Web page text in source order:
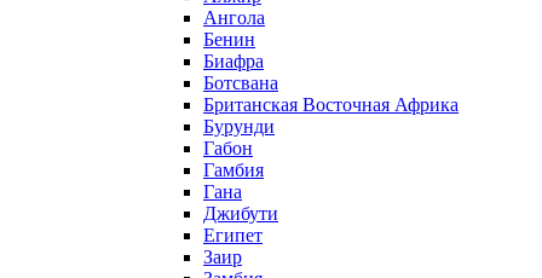
Ангола
Бенин
Биафра
Ботсвана
Британская Восточная Африка
Бурунди
Габон
Гамбия
Гана
Джибути
Египет
Заир